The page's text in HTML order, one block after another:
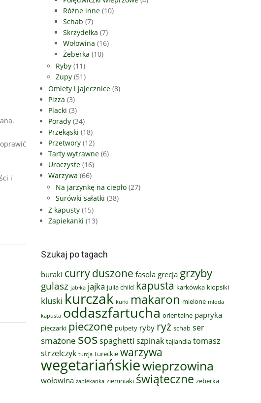
i
Różne inne (10)
Schab (7)
Skrzydełka (7)
Wołowina (16)
Żeberka (10)
Ryby (11)
Zupy (51)
Omlety i jajecznice (8)
Pizza (3)
Placki (3)
Porady (34)
Przekąski (18)
Przetwory (12)
Tarty wytrawne (6)
Uroczyste (16)
Warzywa (66)
Na jarzynkę na ciepło (27)
Surówki sałatki (38)
Z kapusty (15)
Zapiekanki (13)
Szukaj po tagach
buraki curryduszone fasola grecja grzyby
gulasz jabłka jajka julia child kapusta karkówka klopsiki
kluski kurczak kurki makaron mielone młoda
kapusta oddaszfartucha orientalne papryka
pieczarki pieczone pulpety ryby ryż schab ser
smażone sosspaghetti szpinak tajlandia tomasz
strzelczyk turcja tureckie warzywa
wegetariańskiewieprzowina
wołowina zapiekanka ziemniaki świąteczne żeberka